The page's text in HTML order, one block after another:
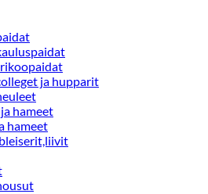
ja hupparit
hameet
hameet